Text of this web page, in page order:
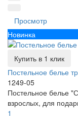
Просмотр
Новинка
Купить в 1 клик
Постельное белье
1249-05
Постельное белье
взрослых, для
1